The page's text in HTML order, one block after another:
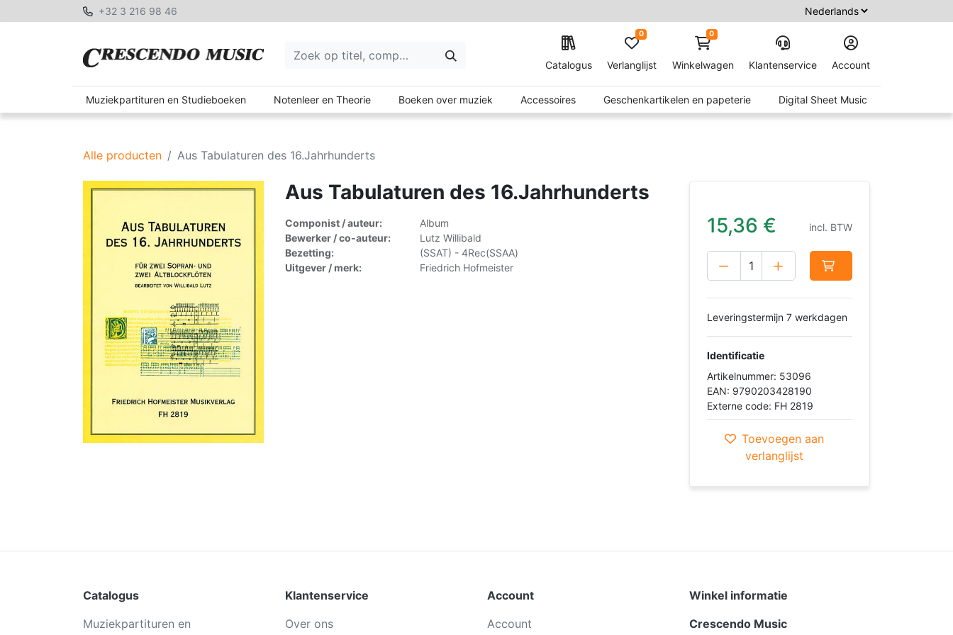
+32 3 216 98 46
Catalogus Verlanglijst
0 0
Winkelwagen Klantenservice Account
Muziekpartituren en Studieboeken Notenleer en Theorie Boeken over muziek Accessoires Geschenkartikelen en papeterie Digital Sheet Music
Alle producten Aus Tabulaturen des 16.Jahrhunderts
Aus Tabulaturen des 16.Jahrhunderts
Componist / auteur:
Album
Bewerker / co-auteur:
Lutz Willibald
Bezetting:
(SSAT) - 4Rec(SSAA)
Uitgever / merk:
Friedrich Hofmeister
15,36 € incl. BTW
Leveringstermijn 7 werkdagen
Identificatie
Artikelnummer: 53096
EAN: 9790203428190
Externe code: FH 2819
Toevoegen aan
verlanglijst
Catalogus
Muziekpartituren en
Klantenservice
Over ons
Account
Account
Winkel informatie
Crescendo Music